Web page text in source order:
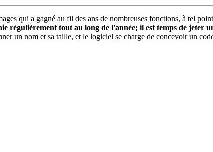
qui a gagné au fil des ans de nombreuses fonctions, à tel
régulièrement tout au long de l'année; il est temps de jeter
un nom et sa taille, et le logiciel se charge de concevoir un